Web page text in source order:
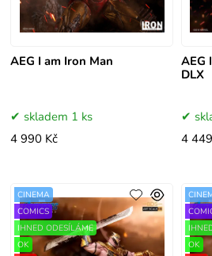
AEG I am Iron Man
skladem 1 ks
4 990 Kč
AEG
DLX
4
CINEMA
COMICS
IHNED ODESÍLÁME
OK
OK